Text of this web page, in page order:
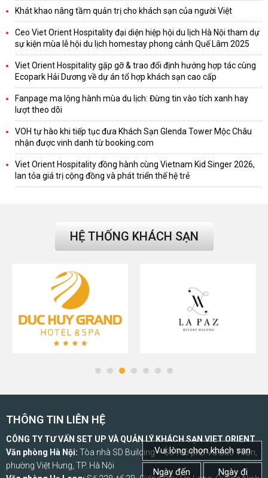
Khát khao nâng tầm quản trị cho khách sạn của người Việt
Ceo Viet Orient Hospitality đại diện hiệp hội du lịch Hà Nội tham dự
sự kiện mùa lễ hội du lịch homestay phong cảnh Quế Lâm 2025
Viet Orient Hospitality gặp gỡ & trao đổi định hướng hợp tác cùng
Ecopark Hải Dương về dự án tổ hợp khách sạn cao cấp
Fanpage ma lộng hành mùa du lịch: Đừng tin vào tích xanh hay
lượt theo dõi
VOH tự hào khi tiếp tục đưa Khách Sạn Glenda Tower Mộc Châu
nhận được vinh danh từ booking.com
Viet Orient Hospitality đồng hành cùng Vietnam Kid Singer 2026,
lan tỏa giá trị cộng đồng và phát triển thế hệ trẻ
HỆ THỐNG KHÁCH SẠN
THÔNG TIN LIÊN HỆ
CÔNG TY TƯ VẤN SET UP VÀ QUẢN LÝ KHÁCH SẠN VIET ORIENT
Văn phòng Hà Nội: Tòa nhà SD Building – Số 7/6 phố Vũ Đức Thận,
phường Việt Hưng, TP. Hà Nội
Vui lòng chọn khách sạn
Ngày đến
Ngày đi